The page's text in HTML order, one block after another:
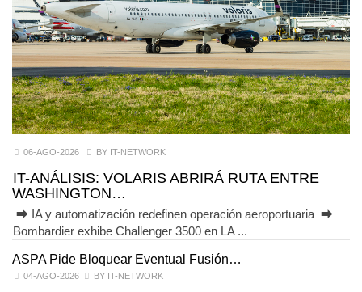
06-AGO-2026 BY IT-NETWORK
IT-ANÁLISIS: VOLARIS ABRIRÁ RUTA ENTRE
WASHINGTON…
⮕ IA y automatización redefinen operación aeroportuaria ⮕
Bombardier exhibe Challenger 3500 en LA ...
ASPA Pide Bloquear Eventual Fusión…
04-AGO-2026 BY IT-NETWORK